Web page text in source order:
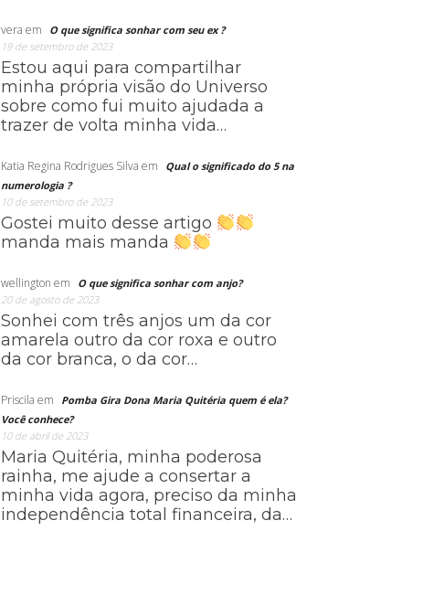
vera em
O que significa sonhar com seu ex ?
19 de setembro de 2023
Estou aqui para compartilhar
minha própria visão do Universo
sobre como fui muito ajudada a
trazer de volta minha vida…
Katia Regina Rodrigues Silva em
Qual o significado do 5 na
numerologia ?
10 de setembro de 2023
Gostei muito desse artigo
manda mais manda
wellington em
O que significa sonhar com anjo?
20 de agosto de 2023
Sonhei com três anjos um da cor
amarela outro da cor roxa e outro
da cor branca, o da cor…
Priscila em
Pomba Gira Dona Maria Quitéria quem é ela?
Você conhece?
10 de abril de 2023
Maria Quitéria, minha poderosa
rainha, me ajude a consertar a
minha vida agora, preciso da minha
independência total financeira, da…